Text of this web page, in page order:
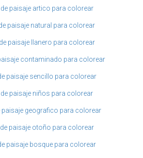
paisaje artico para colorear
paisaje natural para colorear
paisaje llanero para colorear
contaminado para colorear
paisaje sencillo para colorear
paisaje niños para colorear
paisaje geografico para colorear
paisaje otoño para colorear
paisaje bosque para colorear